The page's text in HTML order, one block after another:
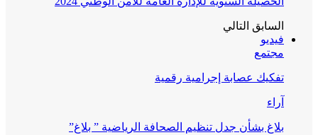
السابق التالي
فيديو
مجتمع
تفكيك عصابة إجرامية رقمية
آراء
بلاغ بشأن جدل تنظيم الصحافة الرياضية ” بلاغ”